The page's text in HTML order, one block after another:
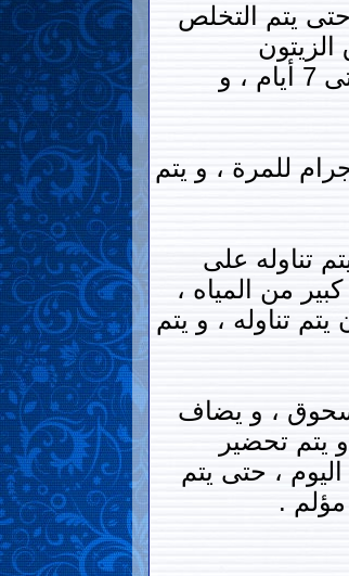
يتم التخلص
الأسرائيلي ، و عند فوران المسحوق في الليمون ، يتم تناوله ، و يتم تكرار هذا الأمر يوميا حتى 7 أيام ، و
إحضار كمية من الزيتون الإسرائيلي المسحوق ، بنسبة 250 جرام ، و يتم تقسيمها 30 جرام للمرة ، و يتم
تناوله على
يتم تناول كمية كبير من المياه ،
تناوله ، و يتم
، و يضاف
يتم تحضير
، حتى يتم
.